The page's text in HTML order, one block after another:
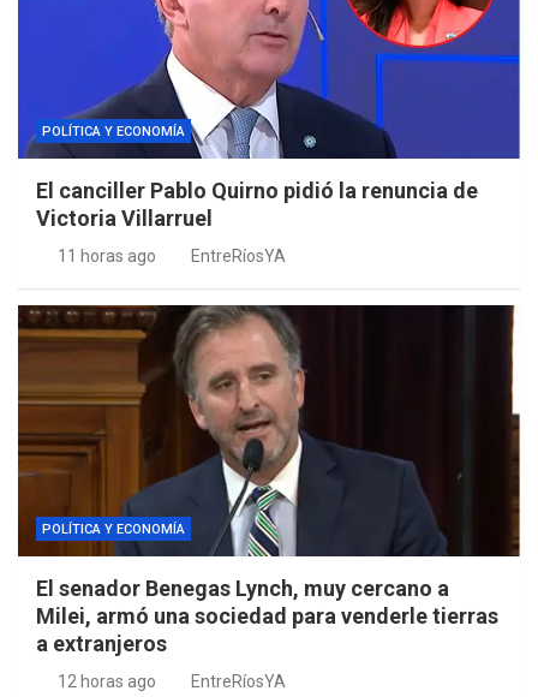
POLÍTICA Y ECONOMÍA
El canciller Pablo Quirno pidió la renuncia de
Victoria Villarruel
11 horas ago EntreRíosYA
POLÍTICA Y ECONOMÍA
El senador Benegas Lynch, muy cercano a
Milei, armó una sociedad para venderle tierras
a extranjeros
12 horas ago EntreRíosYA